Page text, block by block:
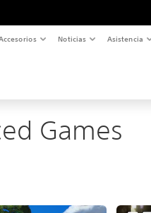
Noticias Asistencia
Games